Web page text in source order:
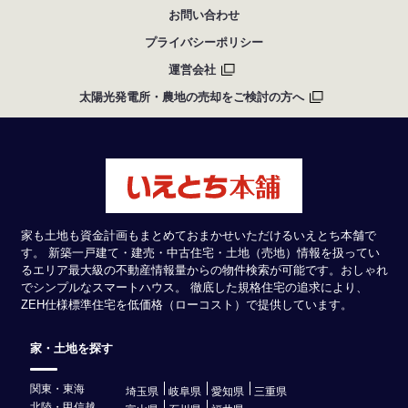
お問い合わせ
プライバシーポリシー
運営会社
太陽光発電所・農地の売却をご検討の方へ
家も土地も資金計画もまとめておまかせいただけるいえとち本舗で
す。 新築一戸建て・建売・中古住宅・土地（売地）情報を扱ってい
るエリア最大級の不動産情報量からの物件検索が可能です。おしゃれ
でシンプルなスマートハウス。 徹底した規格住宅の追求により、
ZEH仕様標準住宅を低価格（ローコスト）で提供しています。
家・土地を探す
関東・東海 埼玉県 岐阜県 愛知県
三重県